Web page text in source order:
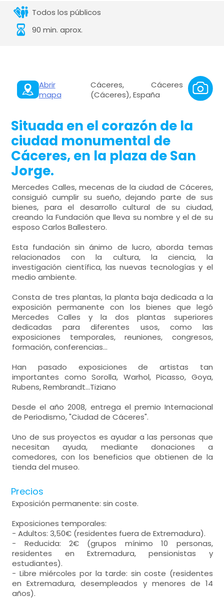
Todos los públicos
90 min. aprox.
Abrir
mapa
Cáceres, Cáceres
(Cáceres), España
Situada en el corazón de la
ciudad monumental de
Cáceres, en la plaza de San
Jorge.
Mercedes Calles, mecenas de la ciudad de Cáceres,
consiguió cumplir su sueño, dejando parte de sus
bienes, para el desarrollo cultural de su ciudad,
creando la Fundación que lleva su nombre y el de su
esposo Carlos Ballestero.
Esta fundación sin ánimo de lucro, aborda temas
relacionados con la cultura, la ciencia, la
investigación científica, las nuevas tecnologías y el
medio ambiente.
Consta de tres plantas, la planta baja dedicada a la
exposición permanente con los bienes que legó
Mercedes Calles y la dos plantas superiores
dedicadas para diferentes usos, como las
exposiciones temporales, reuniones, congresos,
formación, conferencias...
Han pasado exposiciones de artistas tan
importantes como Sorolla, Warhol, Picasso, Goya,
Rubens, Rembrandt...Tiziano
Desde el año 2008, entrega el premio Internacional
de Periodismo, "Ciudad de Cáceres".
Uno de sus proyectos es ayudar a las personas que
necesitan ayuda, mediante donaciones a
comedores, con los beneficios que obtienen de la
tienda del museo.
Precios
Exposición permanente: sin coste.
Exposiciones temporales:
- Adultos: 3,50€ (residentes fuera de Extremadura).
- Reducida: 2€ (grupos mínimo 10 personas,
residentes en Extremadura, pensionistas y
estudiantes).
- Libre miércoles por la tarde: sin coste (residentes
en Extremadura, desempleados y menores de 14
años).